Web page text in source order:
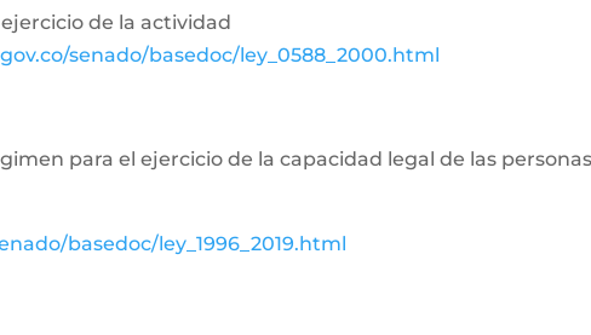
de la actividad
senado/basedoc/ley_0588_2000.html
para el ejercicio de la capacidad legal de las
basedoc/ley_1996_2019.html